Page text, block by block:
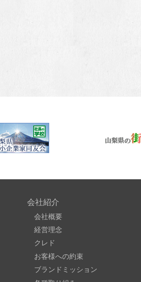
会社紹介
会社概要
経営理念
クレド
お客様への約束
ブランドミッション